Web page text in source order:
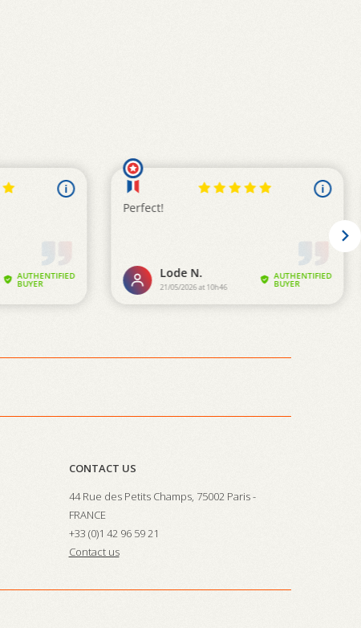
CONTACT US
44 Rue des Petits Champs, 75002 Paris -
FRANCE
+33 (0)1 42 96 59 21
Contact us